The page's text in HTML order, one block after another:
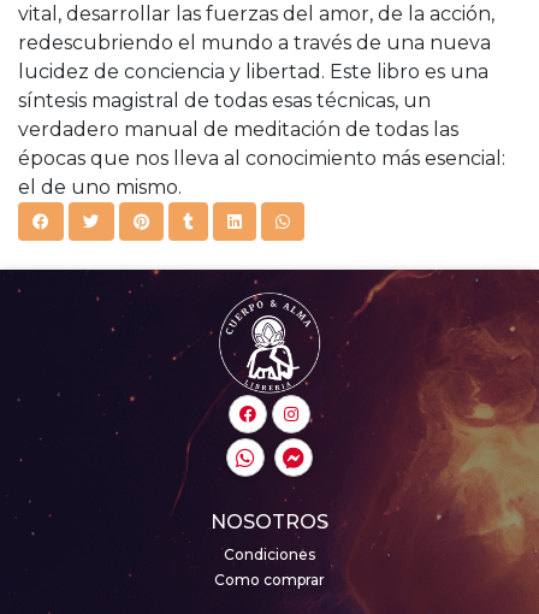
vital, desarrollar las fuerzas del amor, de la acción,
redescubriendo el mundo a través de una nueva
lucidez de conciencia y libertad. Este libro es una
síntesis magistral de todas esas técnicas, un
verdadero manual de meditación de todas las
épocas que nos lleva al conocimiento más esencial:
el de uno mismo.
NOSOTROS
Condiciones
Como comprar